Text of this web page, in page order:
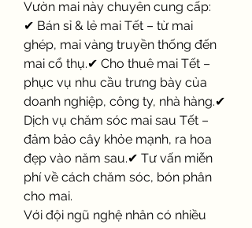
Vườn mai này chuyên cung cấp:
✔ Bán sỉ & lẻ mai Tết – từ mai
ghép, mai vàng truyền thống đến
mai cổ thụ.✔ Cho thuê mai Tết –
phục vụ nhu cầu trưng bày của
doanh nghiệp, công ty, nhà hàng.✔
Dịch vụ chăm sóc mai sau Tết –
đảm bảo cây khỏe mạnh, ra hoa
đẹp vào năm sau.✔ Tư vấn miễn
phí về cách chăm sóc, bón phân
cho mai.
Với đội ngũ nghệ nhân có nhiều